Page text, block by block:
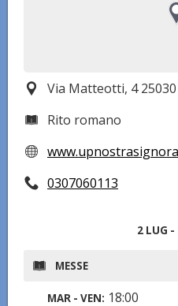
Via Matteotti, 4
Rito romano
0307060113
2 LUG -
MESSE
MAR - VEN: 18:00